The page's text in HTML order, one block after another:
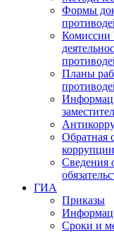
Формы
Комиссии
Планы
Обратная
коррупции
Сведения
ГИА
Приказы
Сроки и